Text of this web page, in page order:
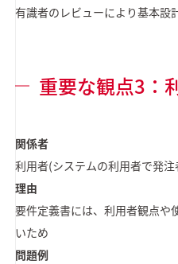
有識者のレビューにより基本設
重要な観点3：
関係者
利用者(システムの利用者で発
理由
要件定義書には、利用者観点や
いため
問題例